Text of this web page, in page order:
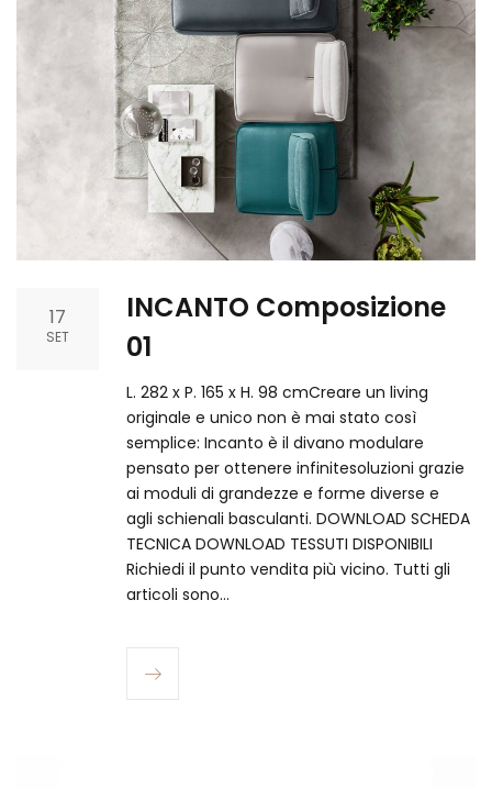
17
SET
INCANTO Composizione
01
L. 282 x P. 165 x H. 98 cmCreare un living
originale e unico non è mai stato così
semplice: Incanto è il divano modulare
pensato per ottenere infinitesoluzioni grazie
ai moduli di grandezze e forme diverse e
agli schienali basculanti. DOWNLOAD SCHEDA
TECNICA DOWNLOAD TESSUTI DISPONIBILI
Richiedi il punto vendita più vicino.​ Tutti gli
articoli sono…